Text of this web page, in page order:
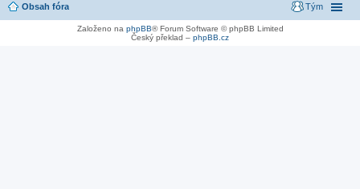
Obsah fóra Tým
Založeno na phpBB® Forum Software © phpBB Limited
Český překlad – phpBB.cz